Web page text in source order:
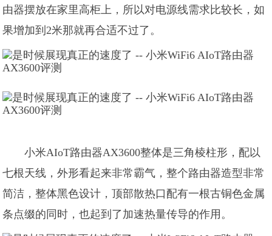
由器摆放在家里高柜上，所以对电源线需求比较长，如
果增加到2米那就再合适不过了。
小米AIoT路由器AX3600整体是三角棱柱形，配以
七根天线，外形看起来非常霸气，整个路由器造型非常
简洁，整体黑色设计，顶部散热口配有一根古铜色金属
条点缀的同时，也起到了加速热量传导的作用。